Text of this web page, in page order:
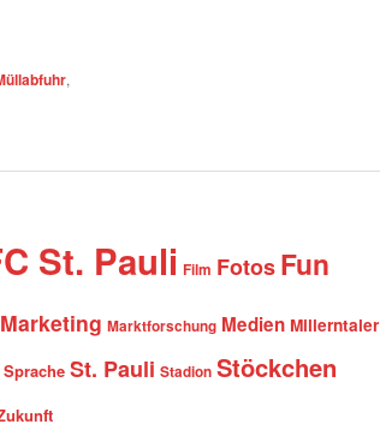
,
St. Pauli Film FotosFun
Marketing Marktforschung Medien Millerntaler
Sprache St. Pauli Stadion Stöckchen